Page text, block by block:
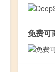
免费可